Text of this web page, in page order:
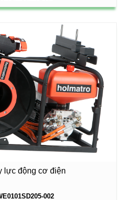
lực động cơ điện
002